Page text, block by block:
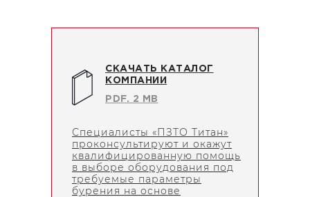
СКАЧАТЬ КАТАЛОГ
КОМПАНИИ
Специалисты «ПЗТО Титан»
проконсультируют и окажут
квалифицированную помощь
в выборе оборудования под
требуемые параметры
бурения на основе
PDF. 2 MB